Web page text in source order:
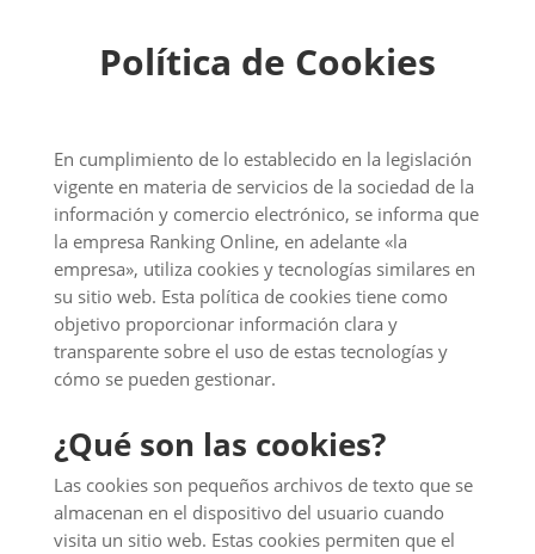
Política de Cookies
En cumplimiento de lo establecido en la legislación
vigente en materia de servicios de la sociedad de la
información y comercio electrónico, se informa que
la empresa Ranking Online, en adelante «la
empresa», utiliza cookies y tecnologías similares en
su sitio web. Esta política de cookies tiene como
objetivo proporcionar información clara y
transparente sobre el uso de estas tecnologías y
cómo se pueden gestionar.
¿Qué son las cookies?
Las cookies son pequeños archivos de texto que se
almacenan en el dispositivo del usuario cuando
visita un sitio web. Estas cookies permiten que el